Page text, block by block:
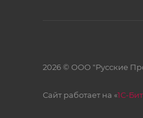
2026 © ООО "Русские
Сайт работает на «1С-